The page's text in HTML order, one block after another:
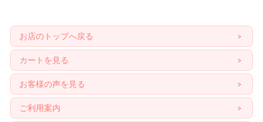
お店のトップへ戻る
カートを見る
お客様の声を見る
ご利用案内